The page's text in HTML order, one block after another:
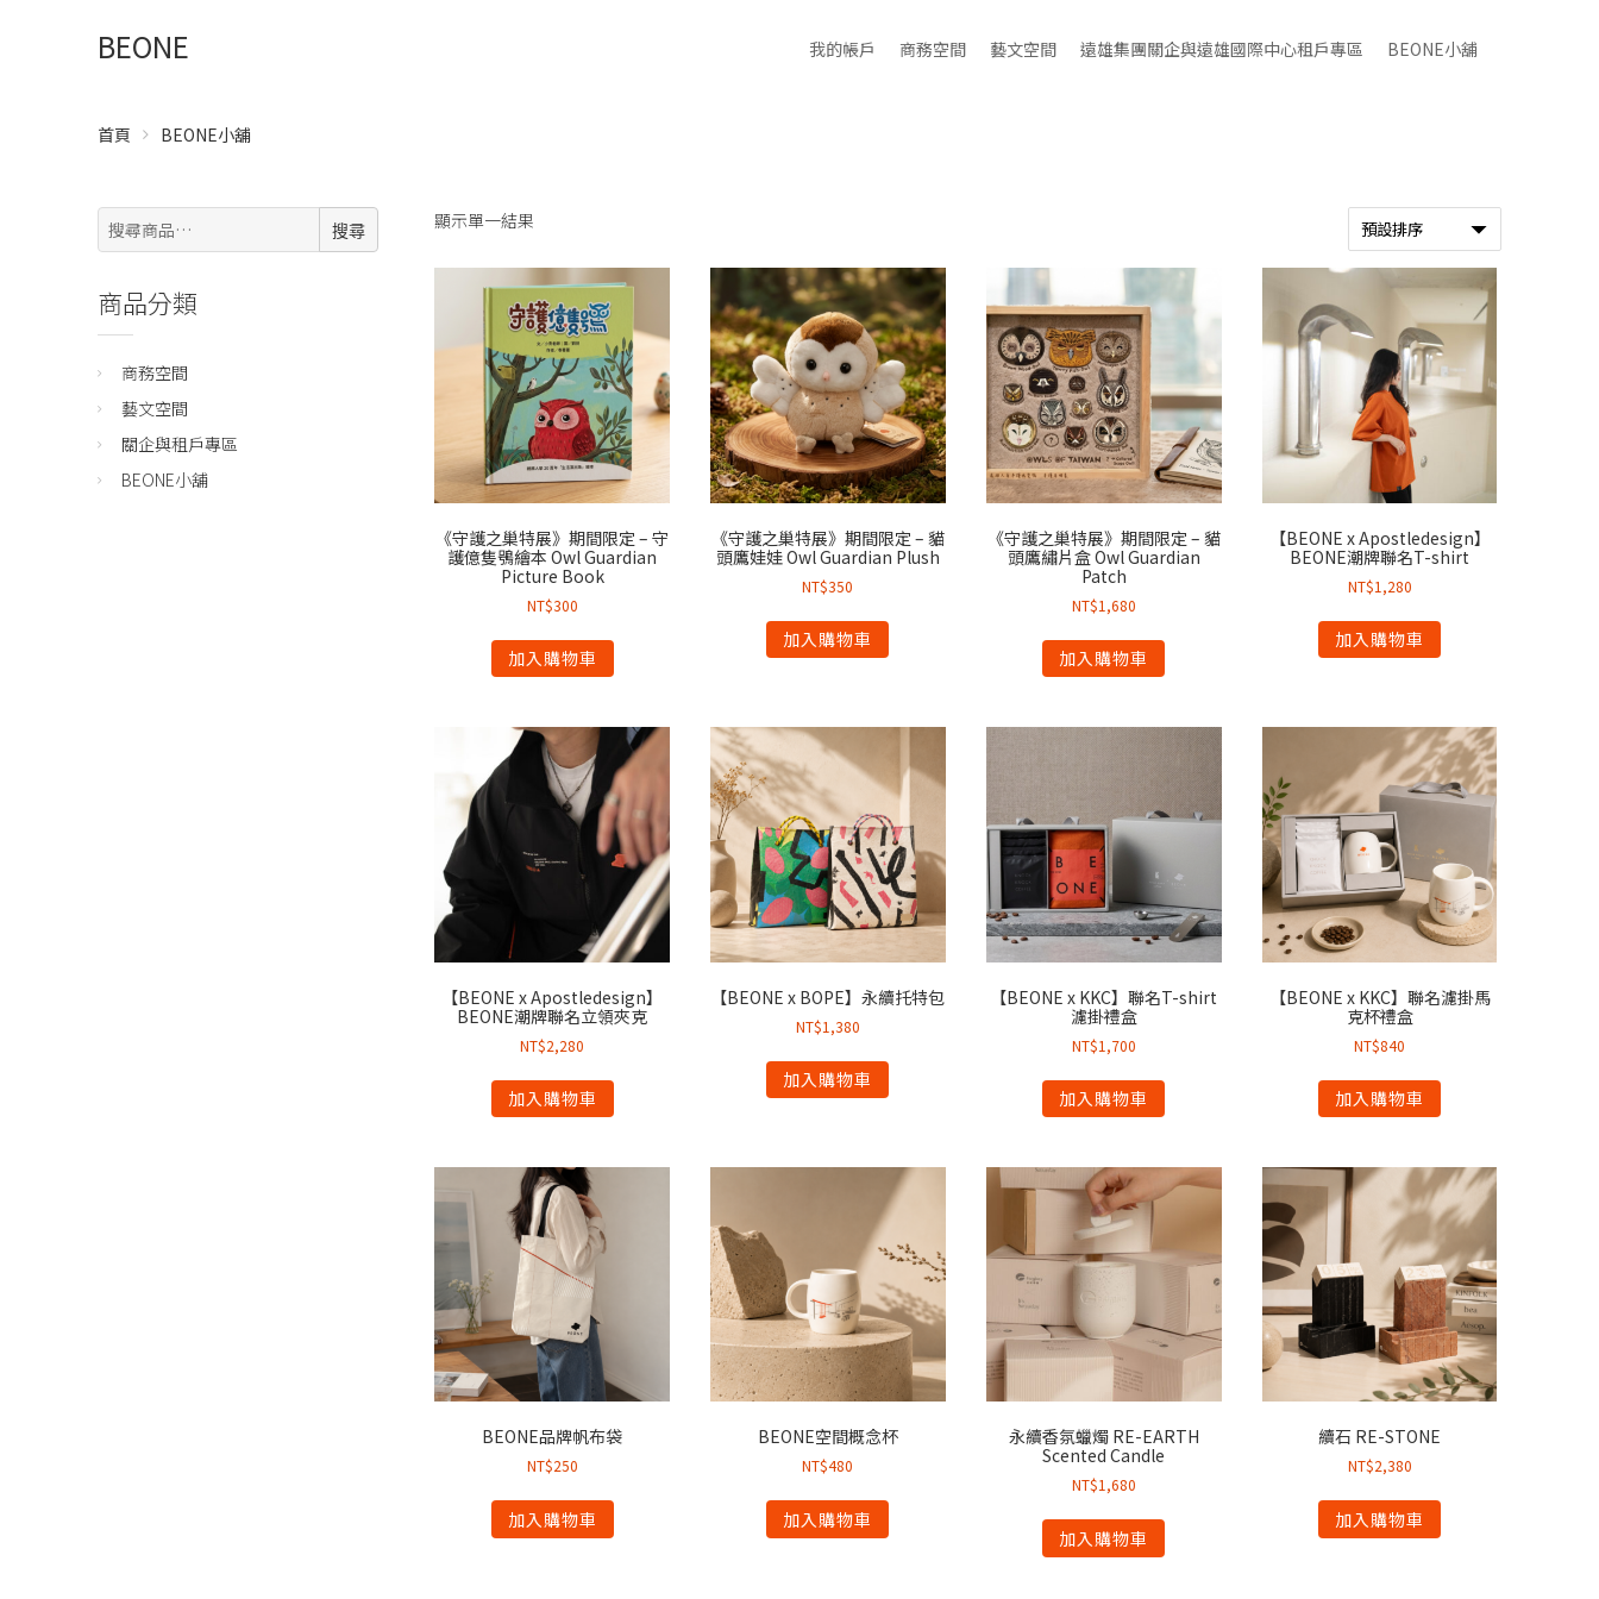
BEONE 我的帳戶 商務空間 藝文空間 遠雄集團關企與遠雄國際中心租戶專區 BEONE小舖
首頁 BEONE小舖
顯示單一結果
《守護之巢特展》期間限定 – 守
護億隻鴞繪本 Owl Guardian
Picture Book
NT$300
加入購物車
《守護之巢特展》期間限定 – 貓
頭鷹娃娃 Owl Guardian Plush
NT$350
加入購物車
《守護之巢特展》期間限定 – 貓
頭鷹繡片盒 Owl Guardian
Patch
NT$1,680
加入購物車
【BEONE x Apostledesign】
BEONE潮牌聯名T-shirt
NT$1,280
加入購物車
【BEONE x Apostledesign】
BEONE潮牌聯名立領夾克
NT$2,280
加入購物車
【BEONE x BOPE】永續托特包
NT$1,380
加入購物車
【BEONE x KKC】聯名T-shirt
濾掛禮盒
NT$1,700
加入購物車
【BEONE x KKC】聯名濾掛馬
克杯禮盒
NT$840
加入購物車
BEONE品牌帆布袋
NT$250
加入購物車
BEONE空間概念杯
NT$480
加入購物車
永續香氛蠟燭 RE-EARTH
Scented Candle
NT$1,680
加入購物車
續石 RE-STONE
NT$2,380
加入購物車
搜
尋:
搜尋
商品分類
商務空間
藝文空間
關企與租戶專區
BEONE小舖